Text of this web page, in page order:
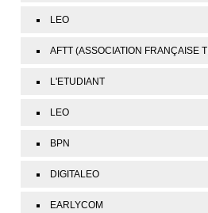
LEO
AFTT (ASSOCIATION FRANÇAISE
L'ETUDIANT
LEO
BPN
DIGITALEO
EARLYCOM